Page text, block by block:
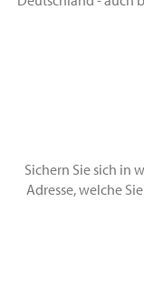
Sichern Sie sich in
Adresse, welche